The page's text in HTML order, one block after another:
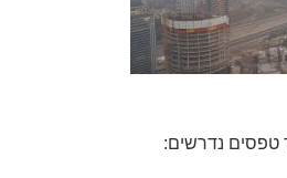
טפסים נדרשים: